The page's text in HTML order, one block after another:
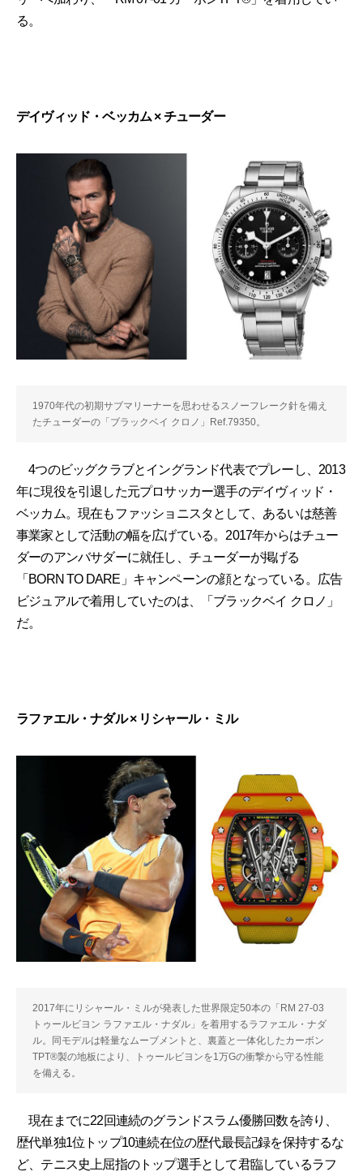
る。
デイヴィッド・ベッカム × チューダー
1970年代の初期サブマリーナーを思わせるスノーフレーク針を備え
たチューダーの「ブラックベイ クロノ」Ref.79350。
4つのビッグクラブとイングランド代表でプレーし、2013
年に現役を引退した元プロサッカー選手のデイヴィッド・
ベッカム。現在もファッショニスタとして、あるいは慈善
事業家として活動の幅を広げている。2017年からはチュー
ダーのアンバサダーに就任し、チューダーが掲げる
「BORN TO DARE」キャンペーンの顔となっている。広告
ビジュアルで着用していたのは、「ブラックベイ クロノ」
だ。
ラファエル・ナダル × リシャール・ミル
2017年にリシャール・ミルが発表した世界限定50本の「RM 27-03
トゥールビヨン ラファエル・ナダル」を着用するラファエル・ナダ
ル。同モデルは軽量なムーブメントと、裏蓋と一体化したカーボン
TPT®製の地板により、トゥールビヨンを1万Gの衝撃から守る性能
を備える。
現在までに22回連続のグランドスラム優勝回数を誇り、
歴代単独1位トップ10連続在位の歴代最長記録を保持するな
ど、テニス史上屈指のトップ選手として君臨しているラフ